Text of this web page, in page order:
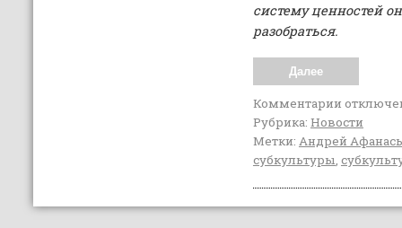
систему ценностей
разобраться.
Далее
Комментарии
Рубрика: Новости
Метки: Андрей
субкультуры,